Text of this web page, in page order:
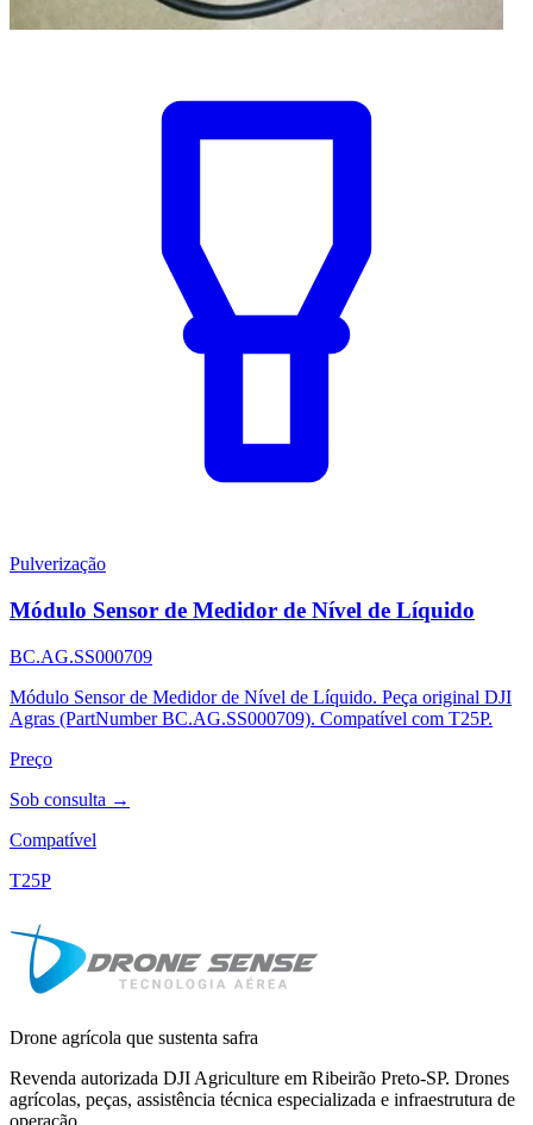
Pulverização
Módulo Sensor de Medidor de Nível de Líquido
BC.AG.SS000709
Módulo Sensor de Medidor de Nível de Líquido. Peça original DJI
Agras (PartNumber BC.AG.SS000709). Compatível com T25P.
Preço
Sob consulta →
Compatível
T25P
Drone agrícola que sustenta safra
Revenda autorizada DJI Agriculture em Ribeirão Preto-SP. Drones
agrícolas, peças, assistência técnica especializada e infraestrutura de
operação.